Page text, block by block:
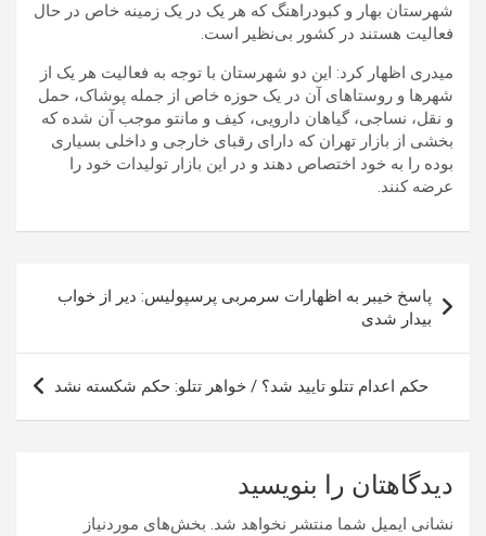
شهرستان بهار و کبودراهنگ که هر یک در یک زمینه خاص در حال
فعالیت هستند در کشور بی‌نظیر است.
میدری اظهار کرد: این دو شهرستان با توجه به فعالیت هر یک از
شهرها و روستاهای آن در یک حوزه خاص از جمله پوشاک، حمل
و نقل، نساجی، گیاهان دارویی، کیف و مانتو موجب آن شده که
بخشی از بازار تهران که دارای رقبای خارجی و داخلی بسیاری
بوده را به خود اختصاص دهند و در این بازار تولیدات خود را
عرضه کنند.
نوشته
پاسخ خیبر به اظهارات سرمربی پرسپولیس: دیر از خواب
بیدار شدی
حکم اعدام تتلو تایید شد؟ / خواهر تتلو: حکم شکسته نشد
دیدگاهتان را بنویسید
نشانی ایمیل شما منتشر نخواهد شد. بخش‌های موردنیاز